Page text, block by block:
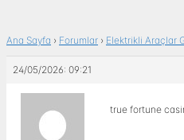
Ana Sayfa › Forumlar › Elektrikli Araçlar
24/05/2026: 09:21
true fortune